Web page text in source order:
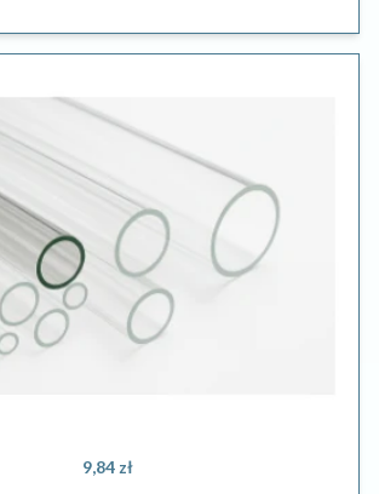
9,84 zł